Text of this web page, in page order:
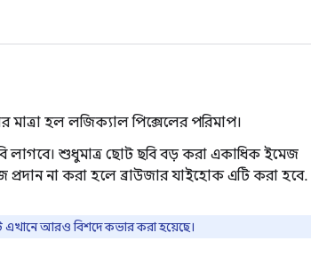
মাত্রা হল লজিক্যাল পিক্সেলের পরিমাপ।
লাগবে। শুধুমাত্র ছোট ছবি বড় করা একাধিক ইমেজ
না করা হলে ব্রাউজার যাইহোক এটি করা হবে.
আরও বিশদে কভার করা হয়েছে।